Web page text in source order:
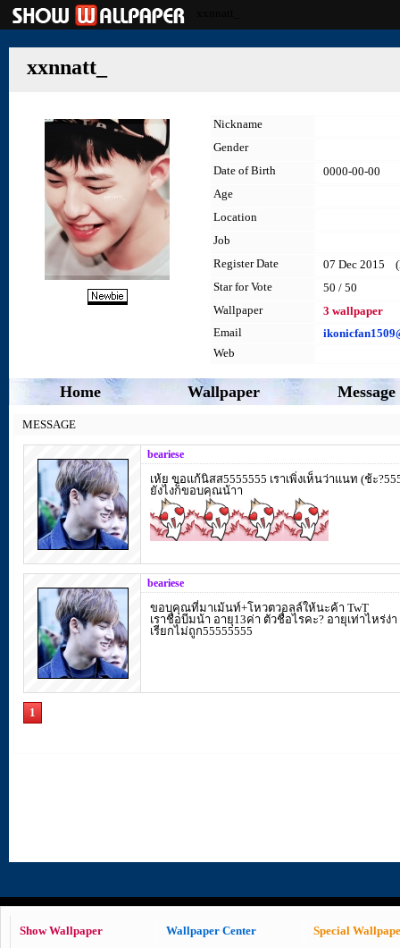
xxnnatt_
Nickname
Gender
Date of Birth
0000-00-00
Age
Location
Job
Register Date
07 Dec 2015
Star for Vote
50 / 50
Wallpaper
3 wallpaper
Email
Web
Home Wallpaper Message
MESSAGE
beariese
เห้ย ขอแก้นิสส5555555 เราเพิ่งเห็นว่าแนท (ช้ะ
ยังไงก็ขอบคุณน้าา
beariese
ขอบคุณที่มาเม้นท์+โหวตวอลล์ให้นะค้า TwT
เราชื่อบีมน้า อายุ13ค่า ตัวชื่อไรคะ? อายุเท่าไหร่ง่า
เรียกไม่ถูก55555555
1
Show Wallpaper
Wallpaper Center
Special